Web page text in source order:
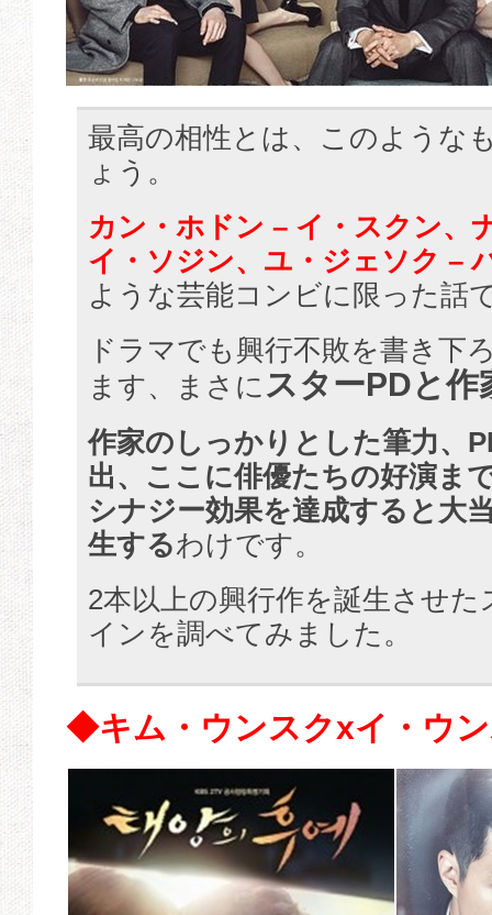
最高の相性とは、このような
ょう。
カン・ホドン – イ・スクン、
イ・ソジン、ユ・ジェソク –
ような芸能コンビに限った話
ドラマでも興行不敗を書き下
ます、まさにスターPDと作
作家のしっかりとした筆力、
出、ここに俳優たちの好演ま
シナジー効果を達成すると大
生するわけです。
2本以上の興行作を誕生させた
インを調べてみました。
◆キム・ウンスクxイ・ウ